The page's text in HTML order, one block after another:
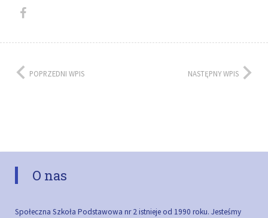
POPRZEDNI WPIS NASTĘPNY WPIS
O nas
Społeczna Szkoła Podstawowa nr 2 istnieje od 1990 roku. Jesteśmy